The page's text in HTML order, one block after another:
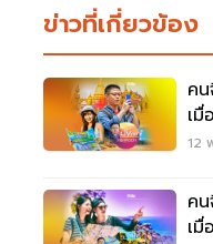
ข่าวที่เกี่ยวข้อง
ค
เมื่
12
ค
เมื่